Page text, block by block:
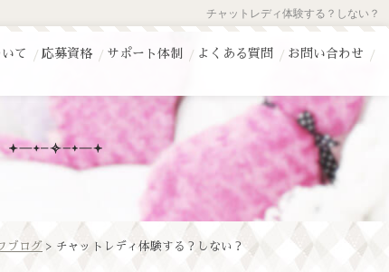
チャットレディ体験する？しない？
お問い合わせ
よくある質問
サポート体制
応募資格
て
ブログ > チャットレディ体験する？しない？